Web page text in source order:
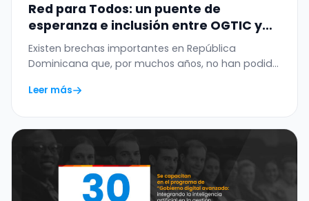
Red para Todos: un puente de
esperanza e inclusión entre OGTIC y
ADIDE.
Existen brechas importantes en República
Dominicana que, por muchos años, no han podido
Leer más